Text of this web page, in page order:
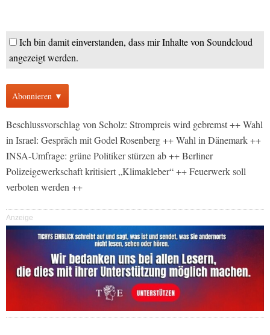
Ich bin damit einverstanden, dass mir Inhalte von Soundcloud
angezeigt werden.
Abonnieren ▼
Beschlussvorschlag von Scholz: Strompreis wird gebremst ++ Wahl
in Israel: Gespräch mit Godel Rosenberg ++ Wahl in Dänemark ++
INSA-Umfrage: grüne Politiker stürzen ab ++ Berliner
Polizeigewerkschaft kritisiert „Klimakleber“ ++ Feuerwerk soll
verboten werden ++
Anzeige